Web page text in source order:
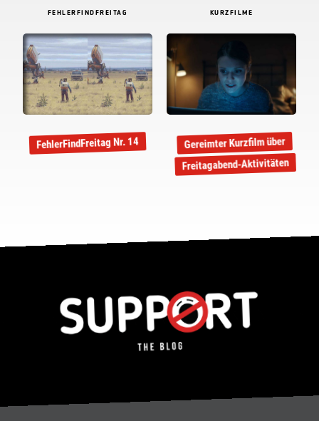
FEHLERFINDFREITAG
FehlerFindFreitag Nr. 14
KURZFILME
Gereimter Kurzfilm über
Freitagabend-Aktivitäten